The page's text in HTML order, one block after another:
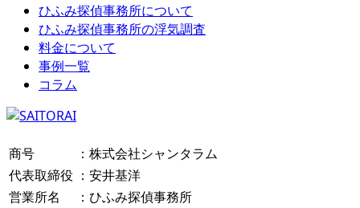
ひふみ探偵事務所について
ひふみ探偵事務所の浮気調査
料金について
事例一覧
コラム
商号
：株式会社シャンタラム
代表取締役 ：安井基洋
営業所名
：ひふみ探偵事務所